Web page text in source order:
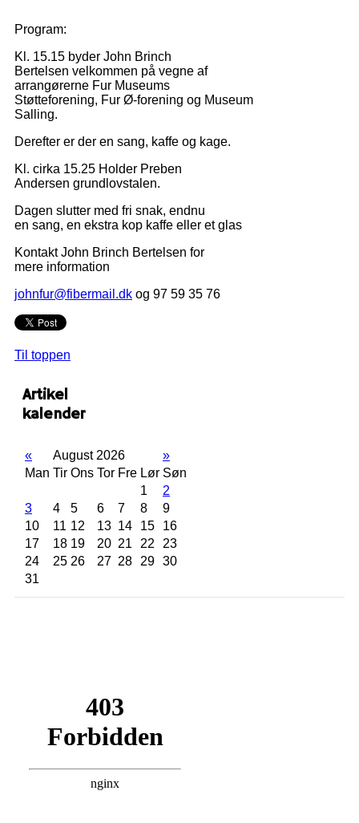
Program:
Kl. 15.15 byder John Brinch
Bertelsen velkommen på vegne af
arrangørerne Fur Museums
Støtteforening, Fur Ø-forening og Museum
Salling.
Derefter er der en sang, kaffe og kage.
Kl. cirka 15.25 Holder Preben
Andersen grundlovstalen.
Dagen slutter med fri snak, endnu
en sang, en ekstra kop kaffe eller et glas
Kontakt John Brinch Bertelsen for
mere information
johnfur@fibermail.dk og 97 59 35 76
Til toppen
Artikel
kalender
« August 2026
»
Man Tir Ons Tor Fre Lør Søn
1
2
3
4 5 6 7 8
9
10
11 12 13 14 15
16
17
18 19 20 21 22
23
24
25 26 27 28 29 30
31